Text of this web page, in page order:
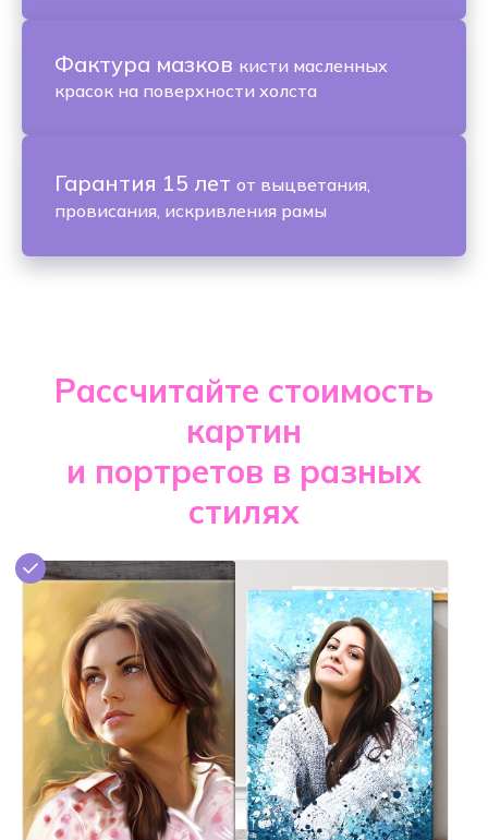
Фактура мазков кисти масленных
красок на поверхности холста
Гарантия 15 лет от выцветания,
провисания, искривления рамы
Рассчитайте стоимость
картин
и портретов в разных
стилях